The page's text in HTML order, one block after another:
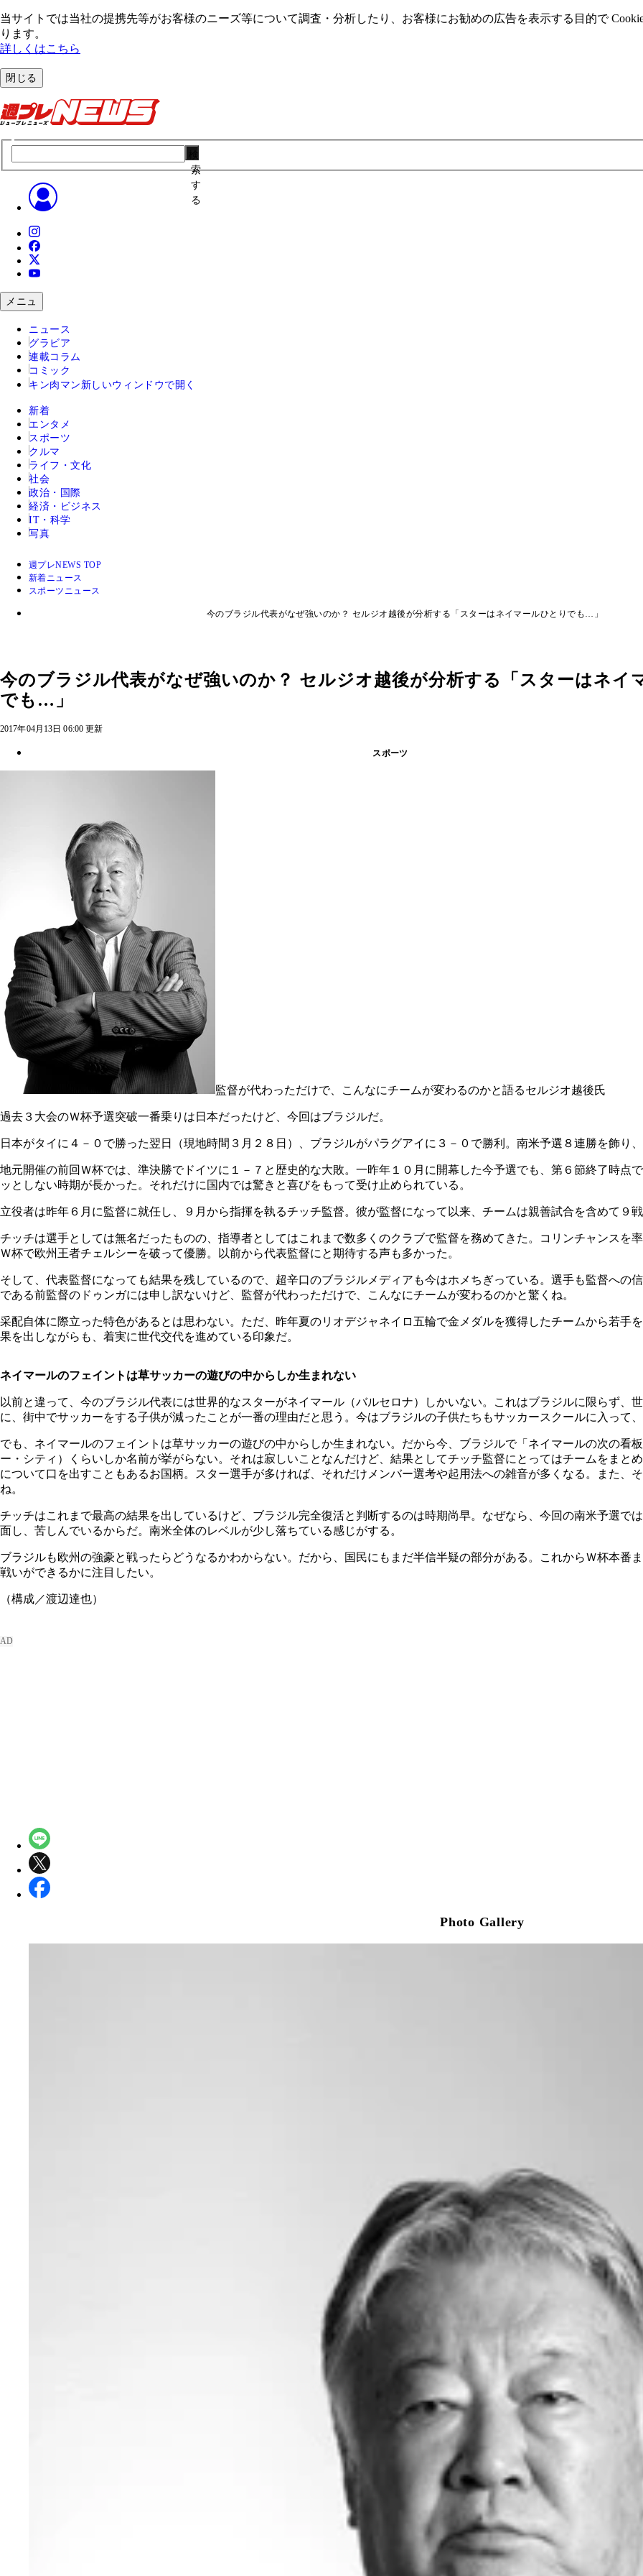
当サイトでは当社の提携先等がお客様のニーズ等について調査・分析したり、お客様にお勧めの広告を表⽰する⽬的で
ります。
詳しくはこちら
閉じる
索
す
る
メニュ
ニュース
グラビア
連載コラム
コミック
キン肉マン 新しいウィンドウで開く
新着
エンタメ
スポーツ
クルマ
ライフ・文化
社会
政治・国際
経済・ビジネス
IT・科学
写真
週プレNEWS TOP
新着ニュース
スポーツニュース
今のブラジル代表がなぜ強いのか？ セルジオ越後が分析する「スターはネイマールひとりでも…」
今のブラジル代表がなぜ強いのか？ セルジオ越後が分析する「スターはネイ
でも…」
2017年04月13日 06:00 更新
スポーツ
監督が代わっただけで、こんなにチームが変わるのかと語るセルジオ越後氏
過去３大会のＷ杯予選突破一番乗りは日本だったけど、今回はブラジルだ。
日本がタイに４－０で勝った翌日（現地時間３月２８日）、ブラジルがパラグアイに３－０で勝利。南米予選８連勝を飾り
地元開催の前回Ｗ杯では、準決勝でドイツに１－７と歴史的な大敗。一昨年１０月に開幕した今予選でも、第６節終了時点
ッとしない時期が長かった。それだけに国内では驚きと喜びをもって受け止められている。
立役者は昨年６月に監督に就任し、９月から指揮を執るチッチ監督。彼が監督になって以来、チームは親善試合を含めて９
チッチは選手としては無名だったものの、指導者としてはこれまで数多くのクラブで監督を務めてきた。コリンチャンスを
Ｗ杯で欧州王者チェルシーを破って優勝。以前から代表監督にと期待する声も多かった。
そして、代表監督になっても結果を残しているので、超辛口のブラジルメディアも今はホメちぎっている。選手も監督への
である前監督のドゥンガには申し訳ないけど、監督が代わっただけで、こんなにチームが変わるのかと驚くね。
采配自体に際立った特色があるとは思わない。ただ、昨年夏のリオデジャネイロ五輪で金メダルを獲得したチームから若手
果を出しながらも、着実に世代交代を進めている印象だ。
ネイマールのフェイントは草サッカーの遊びの中からしか生まれない
以前と違って、今のブラジル代表には世界的なスターがネイマール（バルセロナ）しかいない。これはブラジルに限らず、
に、街中でサッカーをする子供が減ったことが一番の理由だと思う。今はブラジルの子供たちもサッカースクールに入って
でも、ネイマールのフェイントは草サッカーの遊びの中からしか生まれない。だから今、ブラジルで「ネイマールの次の看
ー・シティ）くらいしか名前が挙がらない。それは寂しいことなんだけど、結果としてチッチ監督にとってはチームをまと
について口を出すこともあるお国柄。スター選手が多ければ、それだけメンバー選考や起用法への雑音が多くなる。また、
ね。
チッチはこれまで最高の結果を出しているけど、ブラジル完全復活と判断するのは時期尚早。なぜなら、今回の南米予選で
面し、苦しんでいるからだ。南米全体のレベルが少し落ちている感じがする。
ブラジルも欧州の強豪と戦ったらどうなるかわからない。だから、国民にもまだ半信半疑の部分がある。これからＷ杯本番
戦いができるかに注目したい。
（構成／渡辺達也）
Photo Gallery